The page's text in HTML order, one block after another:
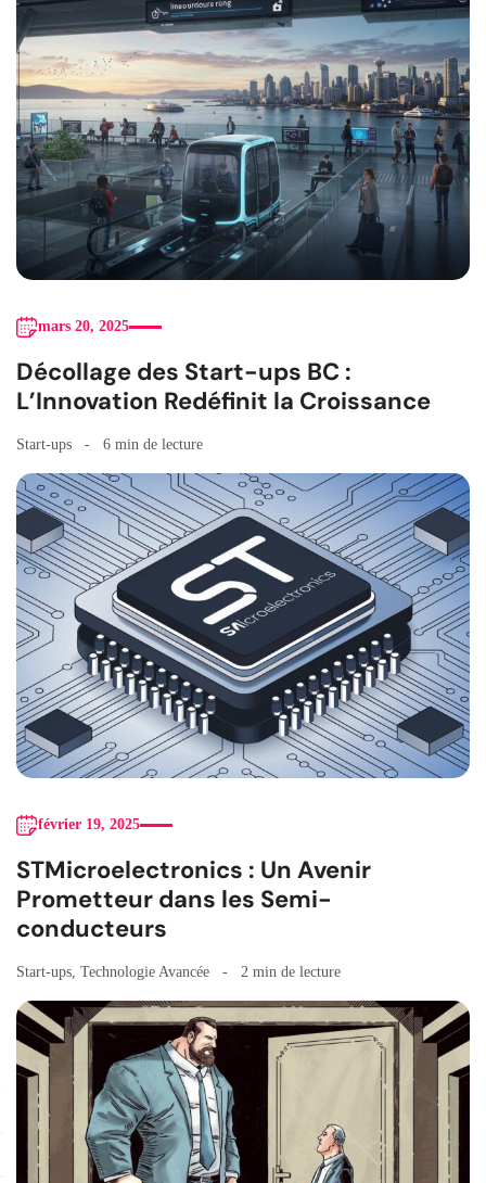
mars 20, 2025
Décollage des Start-ups BC :
L’Innovation Redéfinit la Croissance
Start-ups 6 min de lecture
février 19, 2025
STMicroelectronics : Un Avenir
Prometteur dans les Semi-
conducteurs
Start-ups, Technologie Avancée 2 min de lecture